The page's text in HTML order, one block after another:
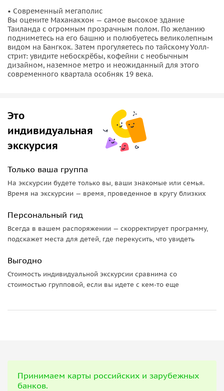
‭• Современный мегаполис
Вы оцените Маханакхон — самое высокое здание
Таиланда с огромным прозрачным полом. По желанию
подниметесь на его башню и полюбуетесь великолепным
видом на Бангкок. Затем прогуляетесь по тайскому Уолл-
стрит: увидите небоскрёбы, кофейни с необычным
дизайном, наземное метро и неожиданный для этого
современного квартала особняк 19 века.
Это
индивидуальная
экскурсия
Только ваша группа
На экскурсии будете только вы, ваши знакомые или семья.
Время на экскурсии — время, проведенное в кругу близких
Персональный гид
Всегда в вашем распоряжении — скорректирует программу,
подскажет места для детей, где перекусить, что увидеть
Выгодно
Стоимость индивидуальной экскурсии сравнима со
стоимостью групповой, если вы идете с кем-то еще
Принимаем карты российских и зарубежных
банков.